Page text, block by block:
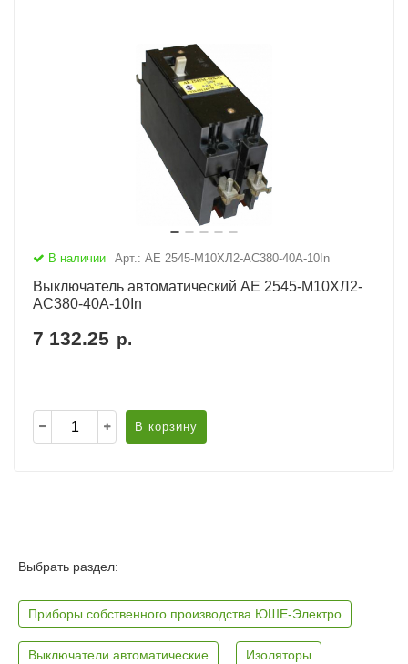
В наличии Арт.: АЕ 2545-М10ХЛ2-AC380-40А-10In
Выключатель автоматический АЕ 2545-М10ХЛ2-
AC380-40А-10In
7 132.25 р.
В корзину
Выбрать раздел:
Приборы собственного производства ЮШЕ-Электро
Выключатели автоматические Изоляторы